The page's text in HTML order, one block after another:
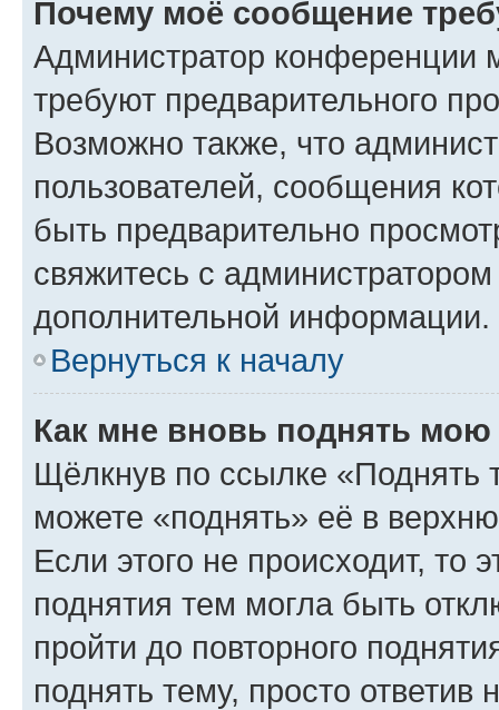
Почему моё сообщение
Администратор конференции
требуют предварительного
Возможно также, что
пользователей, сообщения
быть предварительно
свяжитесь с
дополнительной информации.
Вернуться к началу
Как мне вновь поднять мою
Щёлкнув по ссылке «Поднять
можете «поднять» её в
Если этого не происходит, то
поднятия тем могла быть
пройти до повторного
поднять тему, просто ответив